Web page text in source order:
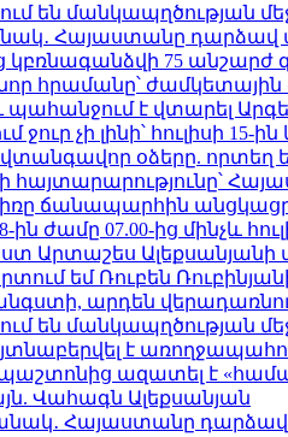
են մանկապղծության
Հայաստանը դարձավ
75 անշարժ
հրամանը՝ ժամկետային
պահանջում է վտարել
չի լինի՝ հուլիսի 15-ին
օձերը. որտեղ
ճանապարհին
ին ժամը 07.00-ից մինչև
Արտաշես
եմ Ռուբեն Ռուբինյանի
արդեն
են մանկապղծության
է
ազատել է
Վահագն Ալեքսանյան
Հայաստանը դարձավ